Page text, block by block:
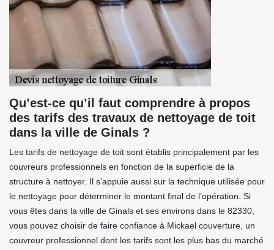
Qu’est-ce qu’il faut comprendre à propos
des tarifs des travaux de nettoyage de toit
dans la ville de Ginals ?
Les tarifs de nettoyage de toit sont établis principalement par les
couvreurs professionnels en fonction de la superficie de la
structure à nettoyer. Il s’appuie aussi sur la technique utilisée pour
le nettoyage pour déterminer le montant final de l’opération. Si
vous êtes dans la ville de Ginals et ses environs dans le 82330,
vous pouvez choisir de faire confiance à Mickael couverture, un
couvreur professionnel dont les tarifs sont les plus bas du marché